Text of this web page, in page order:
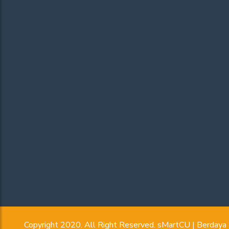
Copyright 2020. All Right Reserved. sMartCU | Berdaya